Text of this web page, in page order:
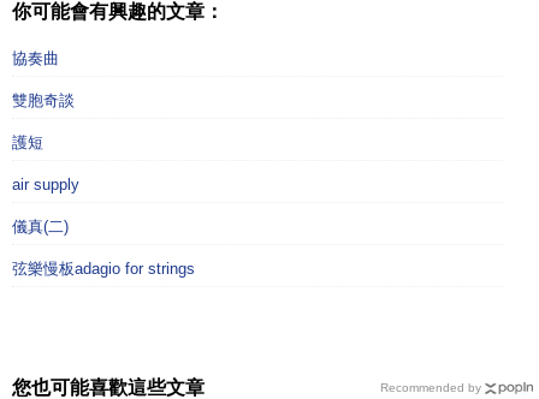
你可能會有興趣的文章：
協奏曲
雙胞奇談
護短
air supply
儀真(二)
弦樂慢板adagio for strings
您也可能喜歡這些文章 Recommended by